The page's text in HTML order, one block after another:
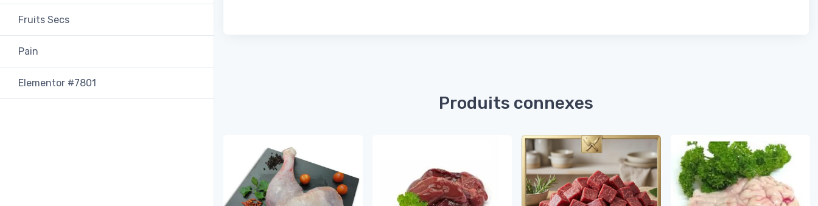
Fruits Secs
Pain
Elementor #7801
Produits connexes